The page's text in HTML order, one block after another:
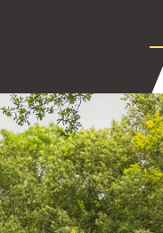
+Contact